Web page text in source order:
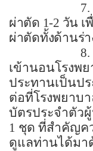
7.
ผ่าตัด 1-2 วัน เ
ผ่าตัดทั้งด้านร่
เข้านอนโรงพ
ประทานเป็นป
ต่อที่โรงพยาบ
บัตรประจำตัว
1 ชุด ที่สำคัญค
ดูแลท่านได้มา